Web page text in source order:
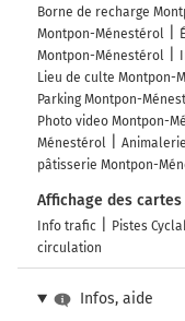
Borne de recharge
Montpon-Ménestérol
Montpon-Ménestérol
Lieu de culte Montpon-
Parking Montpon-
Photo video Montpon-
Ménestérol
pâtisserie Montpon-
Affichage des cartes
Info trafic Pistes
circulation
Infos, aide